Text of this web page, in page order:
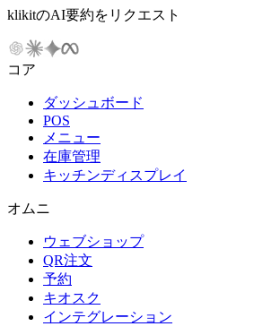
klikitのAI要約をリクエスト
コア
ダッシュボード
POS
メニュー
在庫管理
キッチンディスプレイ
オムニ
ウェブショップ
QR注文
予約
キオスク
インテグレーション